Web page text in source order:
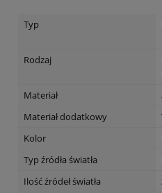
Typ
Rodzaj
Materiał
Materiał dodatkowy
Kolor
Typ źródła światła
Ilość źródeł światła